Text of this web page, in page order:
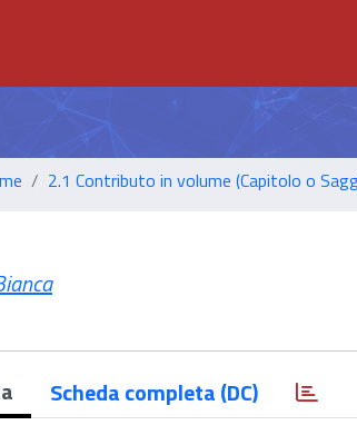
2.1 Contributo in volume (Capitolo o
Scheda completa (DC)